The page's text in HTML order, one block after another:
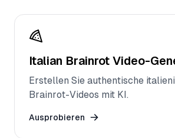
Italian Brainrot Video-
Erstellen Sie authentische
Brainrot-Videos mit KI.
Ausprobieren